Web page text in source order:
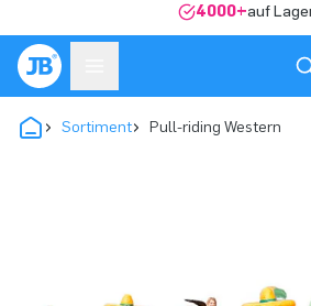
4000+auf
Sortiment Pull-riding Western